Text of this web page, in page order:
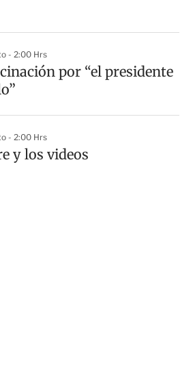
- 2:00 Hrs
por “el presidente
- 2:00 Hrs
y los videos